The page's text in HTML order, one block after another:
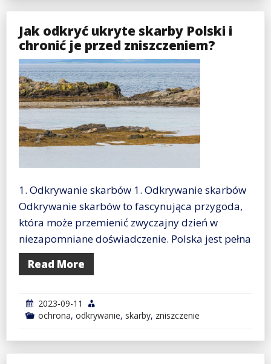
Jak odkryć ukryte skarby Polski i
chronić je przed zniszczeniem?
1. Odkrywanie skarbów 1. Odkrywanie skarbów
Odkrywanie skarbów to fascynująca przygoda,
która może przemienić zwyczajny dzień w
niezapomniane doświadczenie. Polska jest pełna
Read More
2023-09-11
ochrona, odkrywanie, skarby, zniszczenie